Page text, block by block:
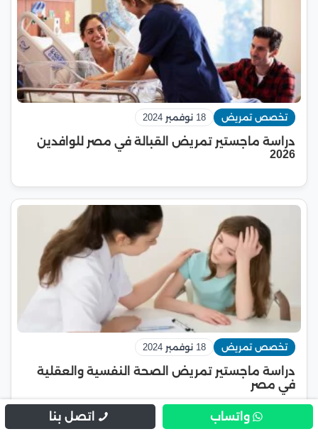
تخصص تمريض 18 نوفمبر 2024
دراسة ماجستير تمريض القبالة في مصر للوافدين
2026
تخصص تمريض 18 نوفمبر 2024
دراسة ماجستير تمريض الصحة النفسية والعقلية
في مصر
واتساب اتصل بنا